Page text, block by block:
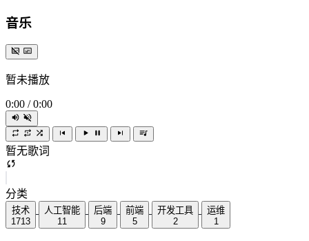
音乐
暂未播放
0:00 / 0:00
暂无歌词
分类
技术
1713
人工智能
11
后端
9
前端
5
开发工具
2
运维
1